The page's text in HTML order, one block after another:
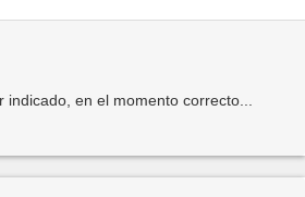
indicado, en el momento correcto...